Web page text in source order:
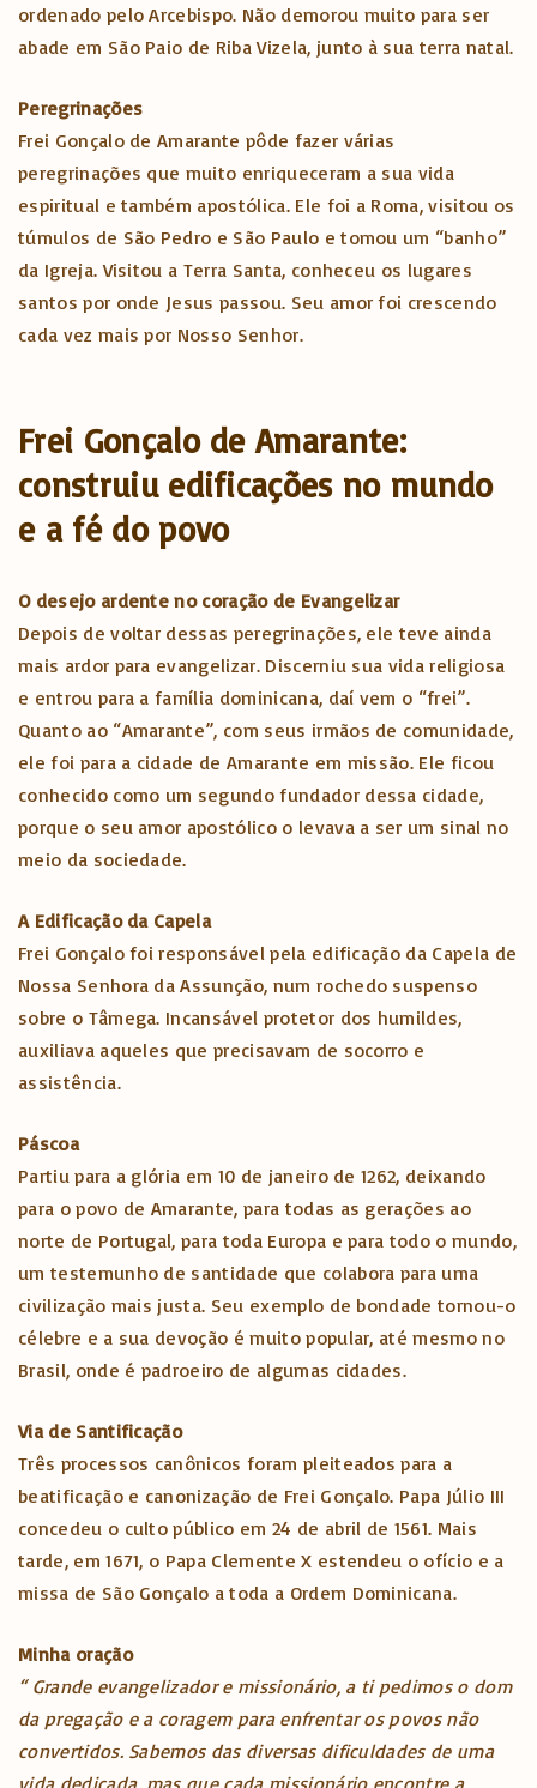
ordenado pelo Arcebispo. Não demorou muito para ser
abade em São Paio de Riba Vizela, junto à sua terra natal.
Peregrinações
Frei Gonçalo de Amarante pôde fazer várias
peregrinações que muito enriqueceram a sua vida
espiritual e também apostólica. Ele foi a Roma, visitou os
túmulos de São Pedro e São Paulo e tomou um “banho”
da Igreja. Visitou a Terra Santa, conheceu os lugares
santos por onde Jesus passou. Seu amor foi crescendo
cada vez mais por Nosso Senhor.
Frei Gonçalo de Amarante:
construiu edificações no mundo
e a fé do povo
O desejo ardente no coração de Evangelizar
Depois de voltar dessas peregrinações, ele teve ainda
mais ardor para evangelizar. Discerniu sua vida religiosa
e entrou para a família dominicana, daí vem o “frei”.
Quanto ao “Amarante”, com seus irmãos de comunidade,
ele foi para a cidade de Amarante em missão. Ele ficou
conhecido como um segundo fundador dessa cidade,
porque o seu amor apostólico o levava a ser um sinal no
meio da sociedade.
A Edificação da Capela
Frei Gonçalo foi responsável pela edificação da Capela de
Nossa Senhora da Assunção, num rochedo suspenso
sobre o Tâmega. Incansável protetor dos humildes,
auxiliava aqueles que precisavam de socorro e
assistência.
Páscoa
Partiu para a glória em 10 de janeiro de 1262, deixando
para o povo de Amarante, para todas as gerações ao
norte de Portugal, para toda Europa e para todo o mundo,
um testemunho de santidade que colabora para uma
civilização mais justa. Seu exemplo de bondade tornou-o
célebre e a sua devoção é muito popular, até mesmo no
Brasil, onde é padroeiro de algumas cidades.
Via de Santificação
Três processos canônicos foram pleiteados para a
beatificação e canonização de Frei Gonçalo. Papa Júlio III
concedeu o culto público em 24 de abril de 1561. Mais
tarde, em 1671, o Papa Clemente X estendeu o ofício e a
missa de São Gonçalo a toda a Ordem Dominicana.
Minha oração
“ Grande evangelizador e missionário, a ti pedimos o dom
da pregação e a coragem para enfrentar os povos não
convertidos. Sabemos das diversas dificuldades de uma